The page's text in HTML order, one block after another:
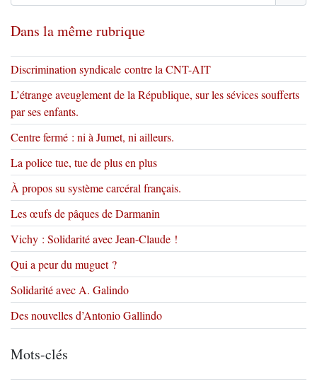
Dans la même rubrique
Discrimination syndicale contre la CNT-AIT
L’étrange aveuglement de la République, sur les sévices soufferts
par ses enfants.
Centre fermé : ni à Jumet, ni ailleurs.
La police tue, tue de plus en plus
À propos su système carcéral français.
Les œufs de pâques de Darmanin
Vichy : Solidarité avec Jean-Claude !
Qui a peur du muguet ?
Solidarité avec A. Galindo
Des nouvelles d’Antonio Gallindo
Mots-clés